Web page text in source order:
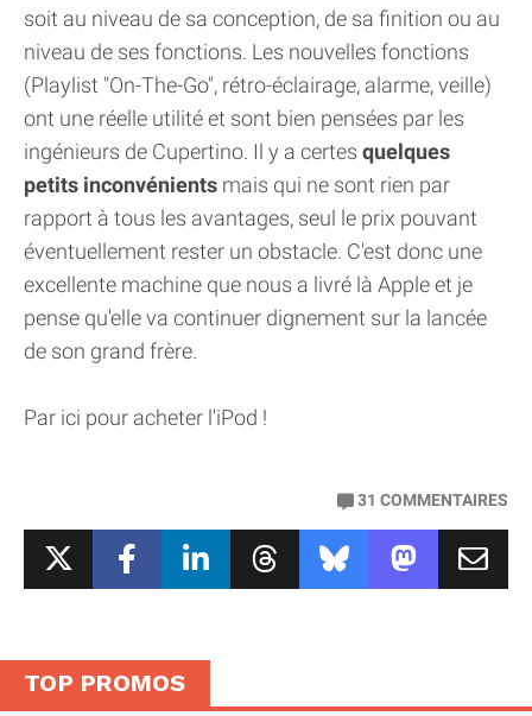
soit au niveau de sa conception, de sa finition ou au
niveau de ses fonctions. Les nouvelles fonctions
(Playlist "On-The-Go", rétro-éclairage, alarme, veille)
ont une réelle utilité et sont bien pensées par les
ingénieurs de Cupertino. Il y a certes quelques
petits inconvénients mais qui ne sont rien par
rapport à tous les avantages, seul le prix pouvant
éventuellement rester un obstacle. C'est donc une
excellente machine que nous a livré là Apple et je
pense qu'elle va continuer dignement sur la lancée
de son grand frère.
Par ici pour acheter l'iPod !
31 COMMENTAIRES
TOP PROMOS